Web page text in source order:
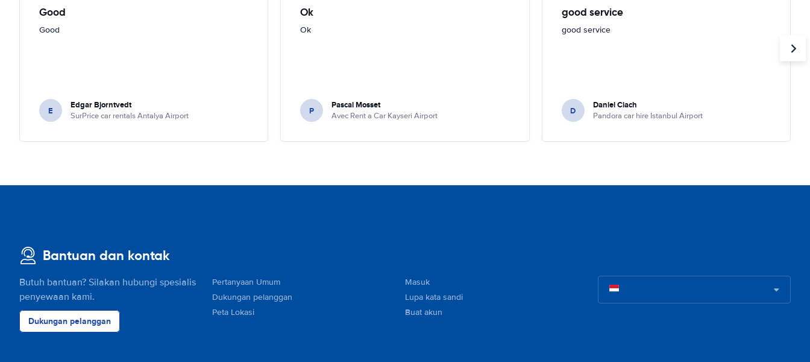
Good
Good
E Edgar Bjorntvedt
SurPrice car rentals Antalya Airport
Ok
Ok
P Pascal Mosset
Avec Rent a Car Kayseri Airport
good service
good service
D Daniel Ciach
Pandora car hire Istanbul Airport
Bantuan dan kontak
Butuh bantuan? Silakan hubungi spesialis
penyewaan kami.
Dukungan pelanggan
Pertanyaan Umum
Dukungan pelanggan
Peta Lokasi
Masuk
Lupa kata sandi
Buat akun